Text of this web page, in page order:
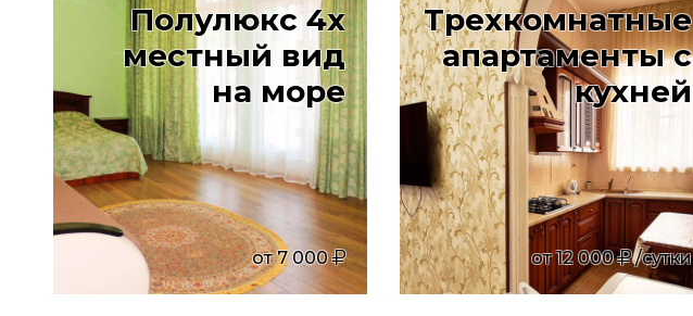
Полулюкс 4х
местный вид
на море
от 7 000
Трехкомнатные
апартаменты с
кухней
от 12 000 /сутки